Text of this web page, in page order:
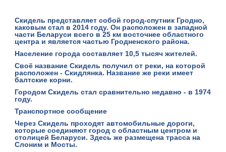
Скидель представляет собой город-спутник Гродно,
каковым стал в 2014 году. Он расположен в западной
части Беларуси всего в 25 км восточнее областного
центра и является частью Гродненского района.
Население города составляет 10,5 тысяч жителей.
Своё название Скидель получил от реки, на которой
расположен - Скидлянка. Название же реки имеет
балтские корни.
Городом Скидель стал сравнительно недавно - в 1974
году.
Транспортное сообщение
Через Скидель проходят автомобильные дороги,
которые соединяют город с областным центром и
столицей Беларуси. Здесь же размещена трасса на
Слоним и Мосты.